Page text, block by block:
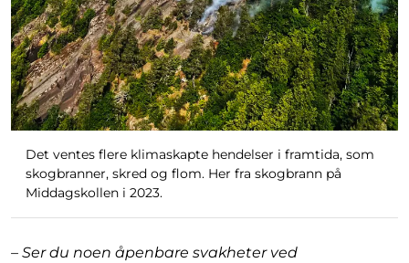
Det ventes flere klimaskapte hendelser i framtida, som
skogbranner, skred og flom. Her fra skogbrann på
Middagskollen i 2023.
– Ser du noen åpenbare svakheter ved